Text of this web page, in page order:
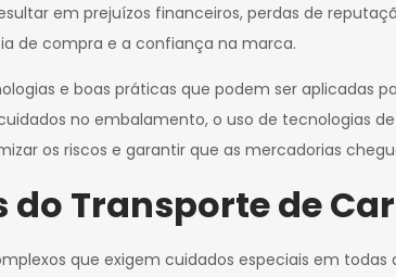
em prejuízos financeiros, perdas de
de compra e a confiança na marca.
e boas práticas que podem ser aplicadas
no embalamento, o uso de tecnologias
os riscos e garantir que as mercadorias
do Transporte de
que exigem cuidados especiais em todas